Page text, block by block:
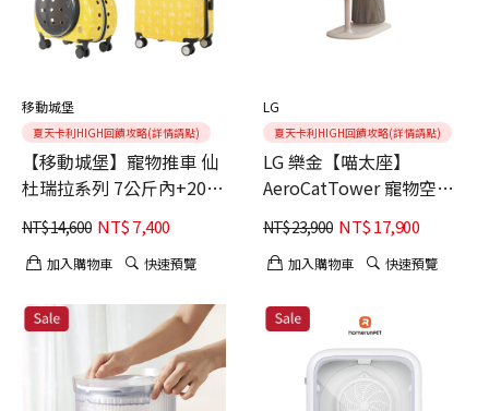
移動城堡
夏天卡利HIGH回饋攻略(詳情請點)
【移動城堡】寵物推車 仙
杜瑞拉系列 7公斤內+20吋
百夫長登機箱聯名款【哥
本哈根小屋黃】(寵物外出
質感美型 省力好推 交通運
NT$14,600 NT$7,400
加入購物車 快速預覽
LG
夏天卡利HIGH回饋攻略(詳情請點)
LG 樂金【喵太座】
AeroCatTower 寵物空氣
清淨機 (智慧加熱貓窩/寵
物秤/AS251CBZ0)
NT$23,900 NT$17,900
加入購物車 快速預覽